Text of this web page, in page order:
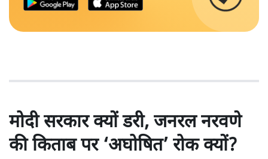
मोदी सरकार क्यों डरी, जनरल नरवणे
की किताब पर ‘अघोषित’ रोक क्यों?